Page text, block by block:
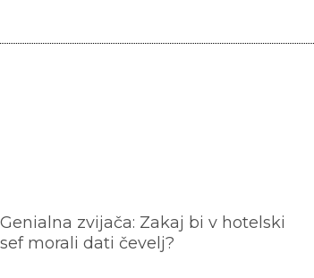
Genialna zvijača: Zakaj bi v hotelski
sef morali dati čevelj?